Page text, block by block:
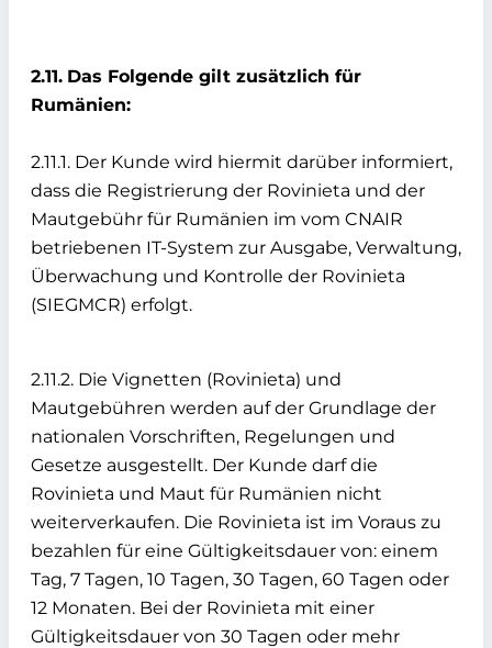
2.11. Das Folgende gilt zusätzlich für
Rumänien:
2.11.1. Der Kunde wird hiermit darüber informiert,
dass die Registrierung der Rovinieta und der
Mautgebühr für Rumänien im vom CNAIR
betriebenen IT-System zur Ausgabe, Verwaltung,
Überwachung und Kontrolle der Rovinieta
(SIEGMCR) erfolgt.
2.11.2. Die Vignetten (Rovinieta) und
Mautgebühren werden auf der Grundlage der
nationalen Vorschriften, Regelungen und
Gesetze ausgestellt. Der Kunde darf die
Rovinieta und Maut für Rumänien nicht
weiterverkaufen. Die Rovinieta ist im Voraus zu
bezahlen für eine Gültigkeitsdauer von: einem
Tag, 7 Tagen, 10 Tagen, 30 Tagen, 60 Tagen oder
12 Monaten. Bei der Rovinieta mit einer
Gültigkeitsdauer von 30 Tagen oder mehr